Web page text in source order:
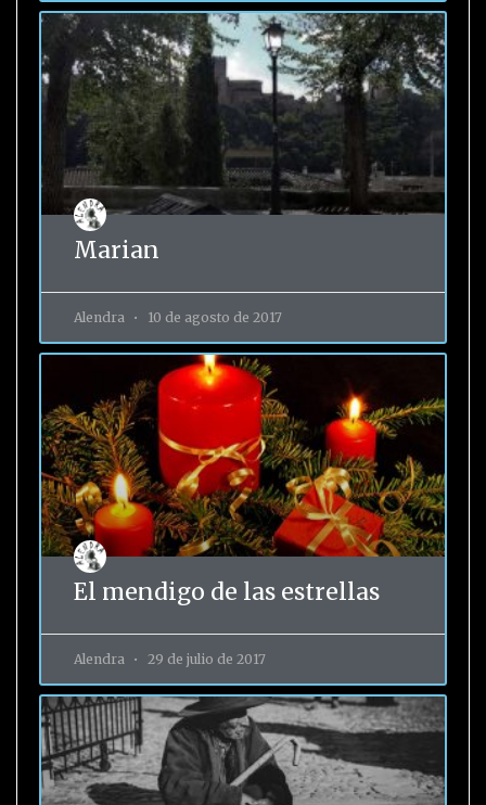
Marian
Alendra 10 de agosto de 2017
El mendigo de las estrellas
Alendra 29 de julio de 2017